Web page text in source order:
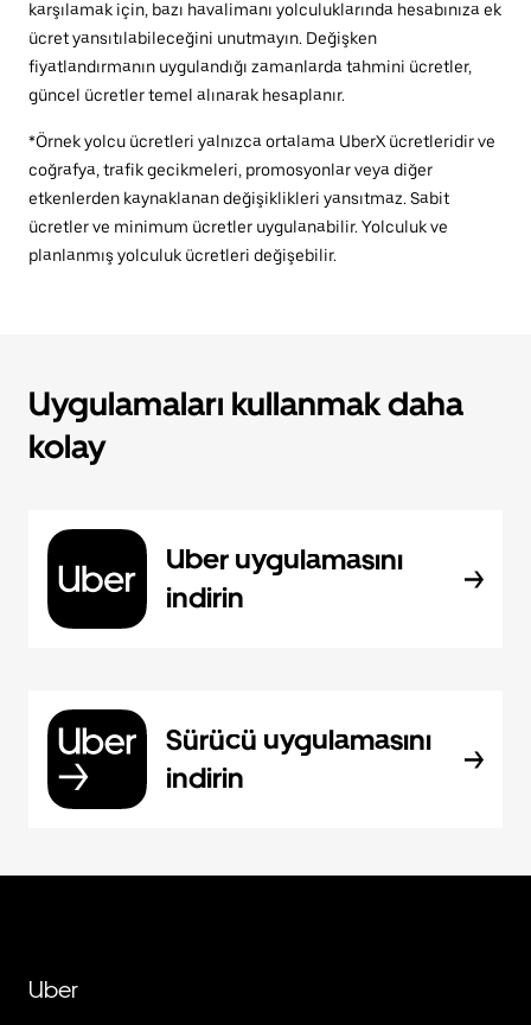
karşılamak için, bazı havalimanı yolculuklarında hesabınıza ek
ücret yansıtılabileceğini unutmayın. Değişken
fiyatlandırmanın uygulandığı zamanlarda tahmini ücretler,
güncel ücretler temel alınarak hesaplanır.
*Örnek yolcu ücretleri yalnızca ortalama UberX ücretleridir ve
coğrafya, trafik gecikmeleri, promosyonlar veya diğer
etkenlerden kaynaklanan değişiklikleri yansıtmaz. Sabit
ücretler ve minimum ücretler uygulanabilir. Yolculuk ve
planlanmış yolculuk ücretleri değişebilir.
Uygulamaları kullanmak daha
kolay
Uber uygulamasını
indirin
Sürücü uygulamasını
indirin
Uber